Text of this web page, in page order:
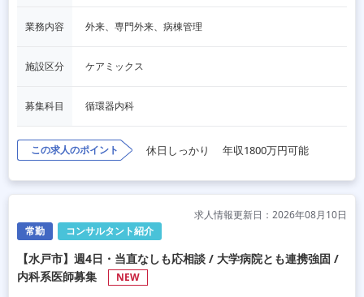
業務内容 外来、専門外来、病棟管理
施設区分 ケアミックス
募集科目 循環器内科
この求人のポイント 休日しっかり 年収1800万円可能
常勤 コンサルタント紹介
求人情報更新日：2026年08月10日
【水戸市】週4日・当直なしも応相談 / 大学病院とも連携強固 /
内科系医師募集
NEW